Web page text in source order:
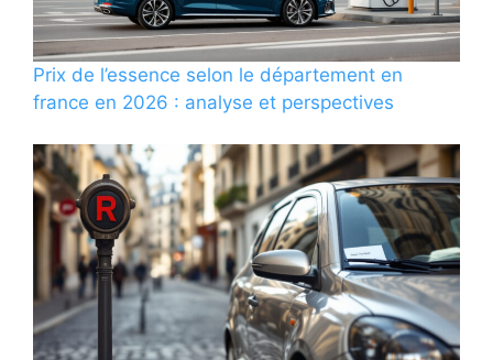
Prix de l’essence selon le département en
france en 2026 : analyse et perspectives